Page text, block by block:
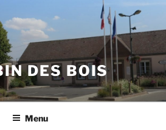
DES BOIS
Menu